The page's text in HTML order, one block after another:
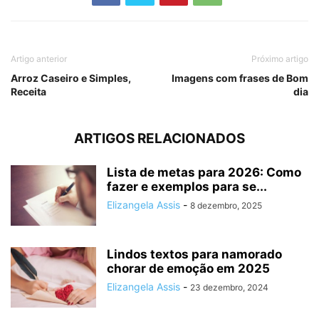
Artigo anterior
Arroz Caseiro e Simples,
Receita
Próximo artigo
Imagens com frases de Bom
dia
ARTIGOS RELACIONADOS
Lista de metas para 2026: Como
fazer e exemplos para se...
Elizangela Assis - 8 dezembro, 2025
Lindos textos para namorado
chorar de emoção em 2025
Elizangela Assis - 23 dezembro, 2024